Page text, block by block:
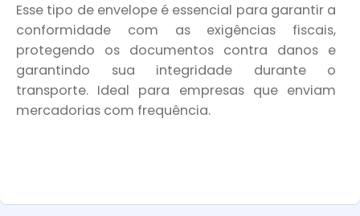
Esse tipo de envelope é essencial para garantir a
conformidade com as exigências fiscais,
protegendo os documentos contra danos e
garantindo sua integridade durante o
transporte. Ideal para empresas que enviam
mercadorias com frequência.